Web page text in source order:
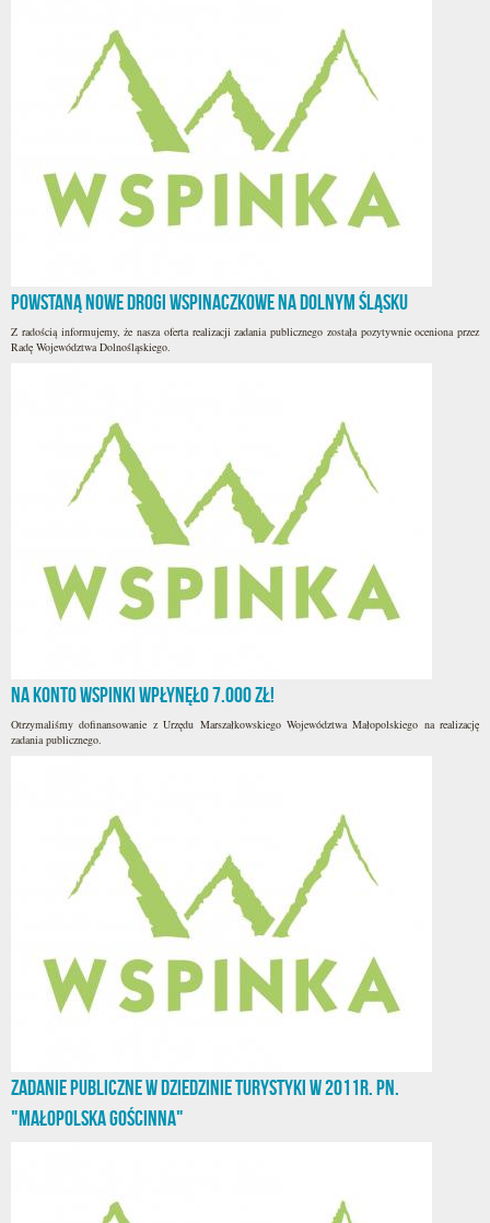
Powstaną nowe drogi wspinaczkowe na Dolnym Śląsku
Z radością informujemy, że nasza oferta realizacji zadania publicznego została pozytywnie oceniona przez
Radę Województwa Dolnośląskiego.
Na konto WSPINKI wpłynęło 7.000 zł!
Otrzymaliśmy dofinansowanie z Urzędu Marszałkowskiego Województwa Małopolskiego na realizację
zadania publicznego.
Zadanie publiczne w dziedzinie turystyki w 2011r. pn.
"Małopolska gościnna"